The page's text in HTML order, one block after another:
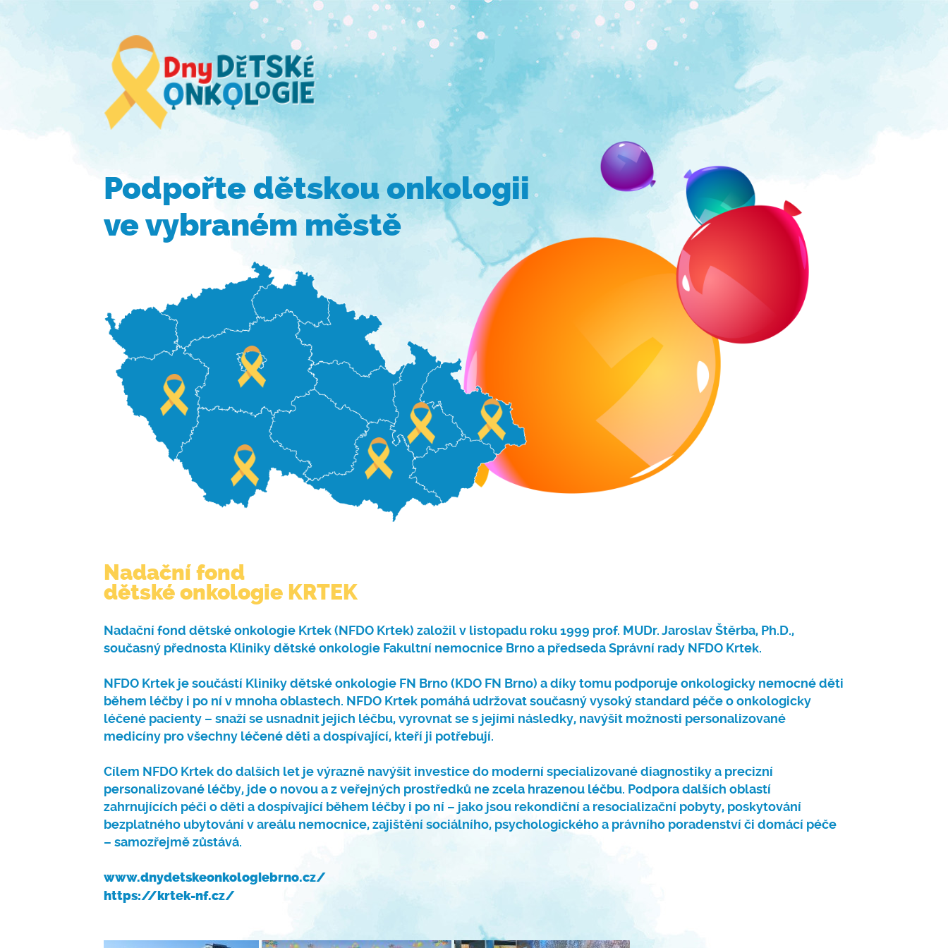
Podpořte dětskou onkologii
ve vybraném městě
Nadační fond
dětské onkologie KRTEK
Nadační fond dětské onkologie Krtek (NFDO Krtek) založil v listopadu roku 1999 prof. MUDr. Jaroslav Štěrba, Ph.D.,
současný přednosta Kliniky dětské onkologie Fakultní nemocnice Brno a předseda Správní rady NFDO Krtek.
NFDO Krtek je součástí Kliniky dětské onkologie FN Brno (KDO FN Brno) a díky tomu podporuje onkologicky nemocné děti
během léčby i po ní v mnoha oblastech. NFDO Krtek pomáhá udržovat současný vysoký standard péče o onkologicky
léčené pacienty – snaží se usnadnit jejich léčbu, vyrovnat se s jejími následky, navýšit možnosti personalizované
medicíny pro všechny léčené děti a dospívající, kteří ji potřebují.
Cílem NFDO Krtek do dalších let je výrazně navýšit investice do moderní specializované diagnostiky a precizní
personalizované léčby, jde o novou a z veřejných prostředků ne zcela hrazenou léčbu. Podpora dalších oblastí
zahrnujících péči o děti a dospívající během léčby i po ní – jako jsou rekondiční a resocializační pobyty, poskytování
bezplatného ubytování v areálu nemocnice, zajištění sociálního, psychologického a právního poradenství či domácí péče
– samozřejmě zůstává.
www.dnydetskeonkologiebrno.cz/
https://krtek-nf.cz/